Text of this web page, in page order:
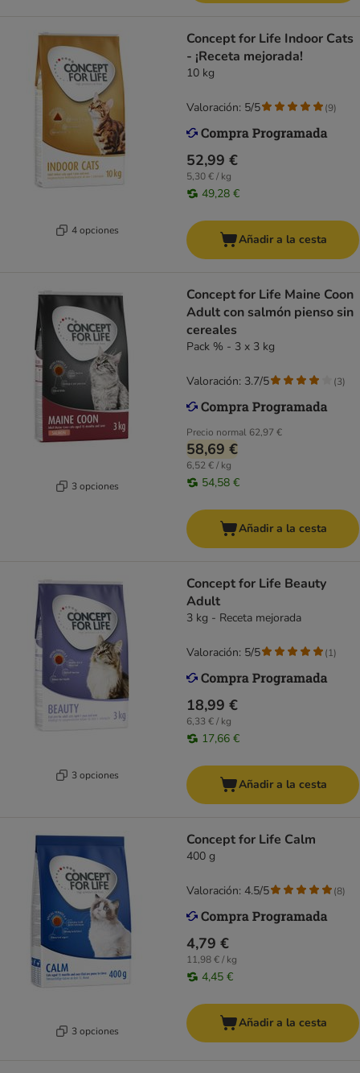
4 opciones
Concept for Life Indoor Cats
- ¡Receta mejorada!
10 kg
52,99 €
5,30 € / kg
49,28 €
Valoración: 5/5 (9)
Añadir a la cesta
3 opciones
Concept for Life Maine Coon
Adult con salmón pienso sin
cereales
Pack % - 3 x 3 kg
Precio normal 62,97 €
58,69 €
6,52 € / kg
54,58 €
Valoración: 3.7/5 (3)
Añadir a la cesta
3 opciones
Concept for Life Beauty
Adult
3 kg - Receta mejorada
18,99 €
6,33 € / kg
17,66 €
Valoración: 5/5 (1)
Añadir a la cesta
3 opciones
Concept for Life Calm
400 g
4,79 €
11,98 € / kg
4,45 €
Valoración: 4.5/5 (8)
Añadir a la cesta